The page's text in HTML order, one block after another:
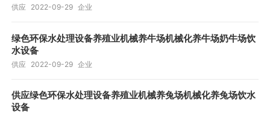
供应 2022-09-29 企业
绿色环保水处理设备养殖业机械养牛场机械化养牛场奶牛场饮
水设备
供应 2022-09-29 企业
供应绿色环保水处理设备养殖业机械养兔场机械化养兔场饮水
设备